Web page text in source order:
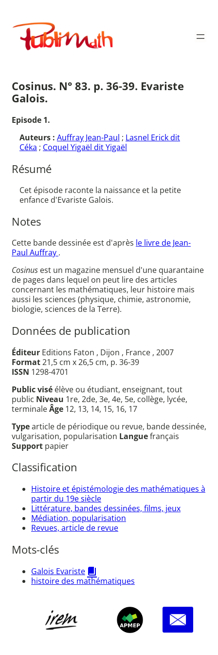
contenu
Publimath
Cosinus. N° 83. p. 36-39. Evariste
Galois.
Episode 1.
Auteurs : Auffray Jean-Paul ; Lasnel Erick dit
Céka ; Coquel Yigaël dit Yigaël
Résumé
Cet épisode raconte la naissance et la petite
enfance d'Evariste Galois.
Notes
Cette bande dessinée est d'après le livre de Jean-
Paul Auffray .
Cosinus est un magazine mensuel d'une quarantaine
de pages dans lequel on peut lire des articles
concernant les mathématiques, leur histoire mais
aussi les sciences (physique, chimie, astronomie,
biologie, sciences de la Terre).
Données de publication
Éditeur Editions Faton , Dijon , France , 2007
Format21,5 cm x 26,5 cm, p. 36-39
ISSN 1298-4701
Public visé élève ou étudiant, enseignant, tout
public Niveau 1re, 2de, 3e, 4e, 5e, collège, lycée,
terminaleÂge 12, 13, 14, 15, 16, 17
Typearticle de périodique ou revue, bande dessinée,
vulgarisation, popularisation Languefrançais
Support papier
Classification
Histoire et épistémologie des mathématiques à
partir du 19e siècle
Littérature, bandes dessinées, films, jeux
Médiation, popularisation
Revues, article de revue
Mots-clés
Galois Evariste
histoire des mathématiques